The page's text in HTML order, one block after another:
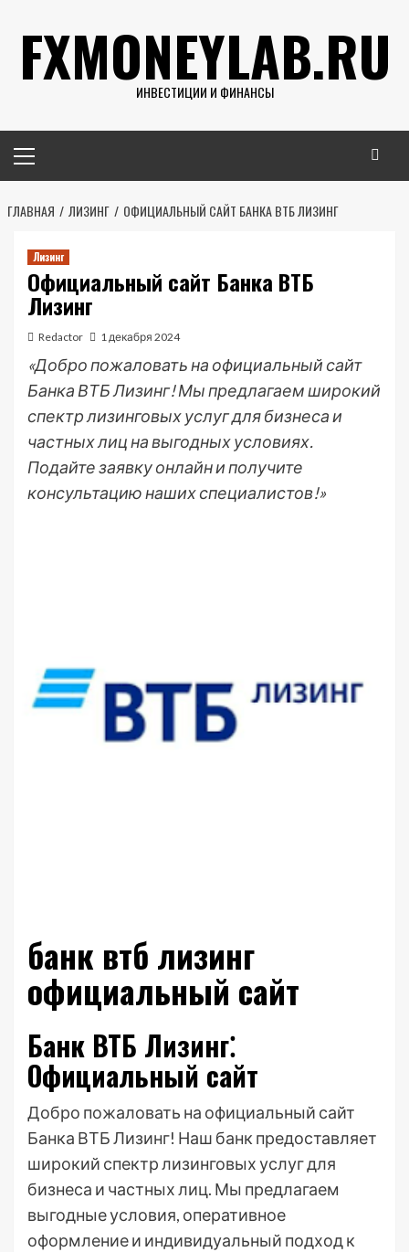
содержимому
FXMONEYLAB.RU
ИНВЕСТИЦИИ И ФИНАНСЫ
меню
ГЛАВНАЯ ЛИЗИНГ ОФИЦИАЛЬНЫЙ САЙТ БАНКА ВТБ ЛИЗИНГ
Лизинг
Официальный сайт Банка ВТБ
Лизинг
Redactor 1 декабря 2024
«Добро пожаловать на официальный сайт
Банка ВТБ Лизинг! Мы предлагаем широкий
спектр лизинговых услуг для бизнеса и
частных лиц на выгодных условиях.
Подайте заявку онлайн и получите
консультацию наших специалистов!»
банк втб лизинг
официальный сайт
Банк ВТБ Лизинг⁚
Официальный сайт
Добро пожаловать на официальный сайт
Банка ВТБ Лизинг! Наш банк предоставляет
широкий спектр лизинговых услуг для
бизнеса и частных лиц. Мы предлагаем
выгодные условия, оперативное
оформление и индивидуальный подход к